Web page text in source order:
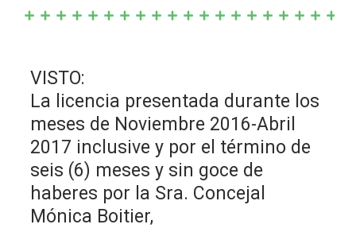
VISTO:
La licencia presentada durante los
meses de Noviembre 2016-Abril
2017 inclusive y por el término de
seis (6) meses y sin goce de
haberes por la Sra. Concejal
Mónica Boitier,